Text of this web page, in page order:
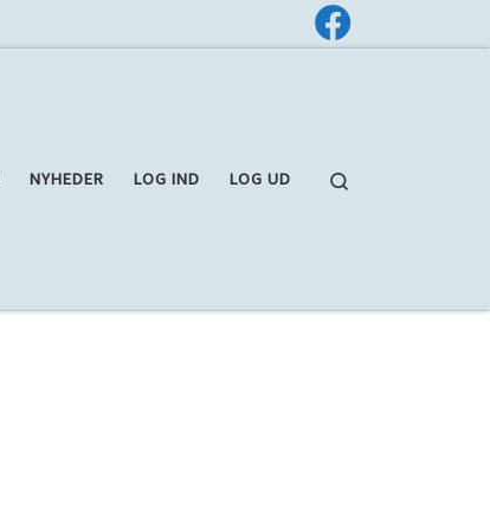
NYHEDER LOG IND LOG UD